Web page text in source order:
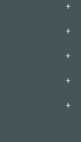
+
+
+
+
+